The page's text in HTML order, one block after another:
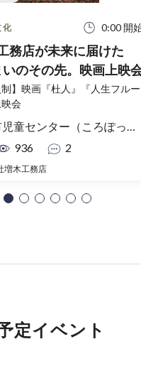
化 0:00 開
務店が未来に届けた
のその先。映画上映
制】映画『杜人』『人生フルー
会
ター（ころぽっくる）東京都清瀬市中清戸3-235-5
936 2
増木工務店
定イベント